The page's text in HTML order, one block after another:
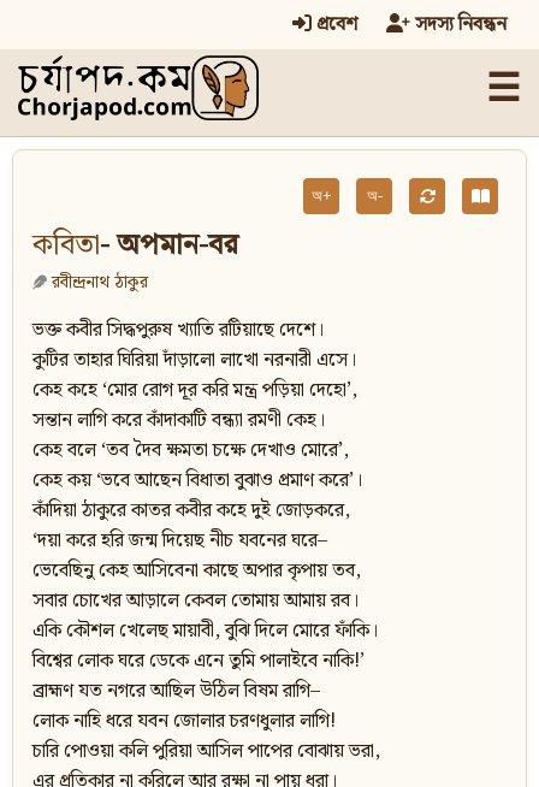
প্রবেশ সদস্য নিবন্ধন
☰
অ+ অ-
কবিতা- অপমান-বর
রবীন্দ্রনাথ ঠাকুর
ভক্ত কবীর সিদ্ধপুরুষ খ্যাতি রটিয়াছে দেশে।
কুটির তাহার ঘিরিয়া দাঁড়ালো লাখো নরনারী এসে।
কেহ কহে ‘মোর রোগ দূর করি মন্ত্র পড়িয়া দেহো’,
সন্তান লাগি করে কাঁদাকাটি বন্ধ্যা রমণী কেহ।
কেহ বলে ‘তব দৈব ক্ষমতা চক্ষে দেখাও মোরে’,
কেহ কয় ‘ভবে আছেন বিধাতা বুঝাও প্রমাণ করে’।
কাঁদিয়া ঠাকুরে কাতর কবীর কহে দুই জোড়করে,
‘দয়া করে হরি জন্ম দিয়েছ নীচ যবনের ঘরে–
ভেবেছিনু কেহ আসিবেনা কাছে অপার কৃপায় তব,
সবার চোখের আড়ালে কেবল তোমায় আমায় রব।
একি কৌশল খেলেছ মায়াবী, বুঝি দিলে মোরে ফাঁকি।
বিশ্বের লোক ঘরে ডেকে এনে তুমি পালাইবে নাকি!’
ব্রাহ্মণ যত নগরে আছিল উঠিল বিষম রাগি–
লোক নাহি ধরে যবন জোলার চরণধুলার লাগি!
চারি পোওয়া কলি পুরিয়া আসিল পাপের বোঝায় ভরা,